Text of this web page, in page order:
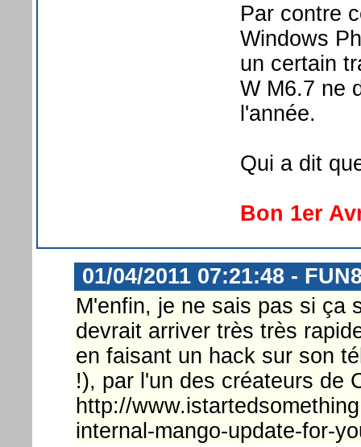
Par contre
Windows
un certain
W M6.7 ne
l'année.
Qui a dit
Bon 1er
01/04/2011 07:21:48 -
M'enfin, je ne sais pas si ça
devrait arriver très très
en faisant un hack sur son
!), par l'un des créateurs de
http://
internal-mango-update-for-